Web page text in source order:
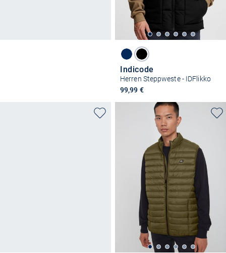
Indicode
Herren Steppweste - IDFlikko
99,99 €